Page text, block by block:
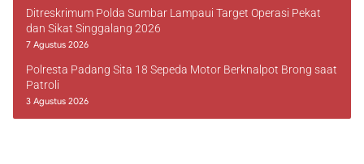
Ditreskrimum Polda Sumbar Lampaui Target Operasi Pekat
dan Sikat Singgalang 2026
7 Agustus 2026
Polresta Padang Sita 18 Sepeda Motor Berknalpot Brong saat
Patroli
3 Agustus 2026